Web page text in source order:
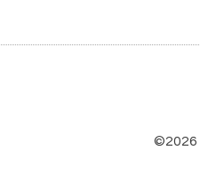
©2026